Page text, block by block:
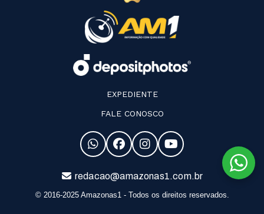
EXPEDIENTE
FALE CONOSCO
redacao@amazonas1.com.br
© 2016-2025 Amazonas1 - Todos os direitos reservados.